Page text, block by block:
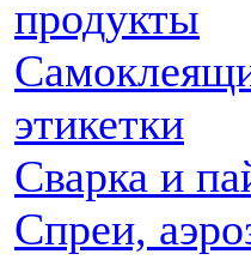
продукты
этикетки
Сварка и
Спреи,